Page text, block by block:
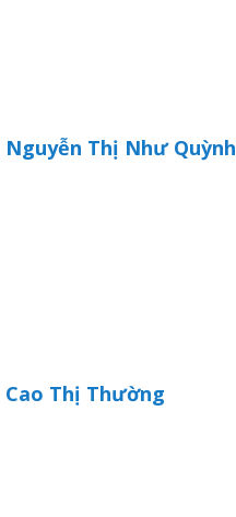
Nguyễn Thị Như Quỳnh
Cao Thị Thường